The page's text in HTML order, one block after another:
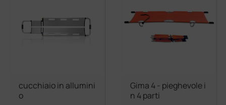
cucchiaio in allumini
o
Gima 4 - pieghevole i
n 4 parti